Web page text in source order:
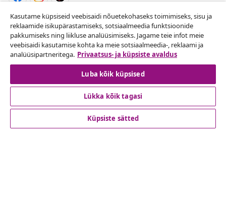
Lepingust taganemine
Esita oma tellimuse kohta tagastamissoov.
Lepingust taganemine
Klienditeenindus
Kasutame küpsiseid veebisaidi nõuetekohaseks toimimiseks, sisu ja
reklaamide isikupärastamiseks, sotsiaalmeedia funktsioonide
pakkumiseks ning liikluse analüüsimiseks. Jagame teie infot meie
veebisaidi kasutamise kohta ka meie sotsiaalmeedia-, reklaami ja
analüüsipartneritega. Privaatsus- ja küpsiste avaldus
Luba kõik küpsised
Lükka kõik tagasi
Küpsiste sätted